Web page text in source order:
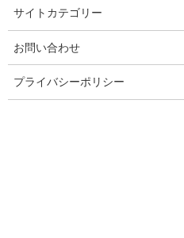
Threads
サイトカテゴリー
お問い合わせ
プライバシーポリシー